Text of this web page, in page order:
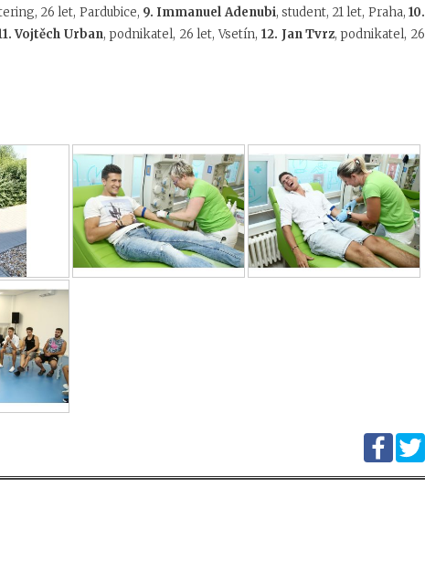
26 let, Pardubice, 9. Immanuel Adenubi, student, 21 let, Praha,10.
Vojtěch Urban, podnikatel, 26 let, Vsetín, 12. Jan Tvrz, podnikatel, 26